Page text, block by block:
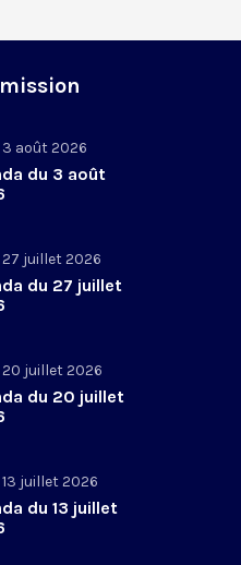
3 août 2026
du 3 août
27 juillet 2026
du 27 juillet
20 juillet 2026
du 20 juillet
juillet 2026
du 13 juillet